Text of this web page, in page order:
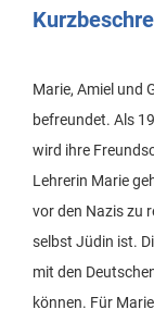
Marie, Amiel und
befreundet. Als
wird ihre
Lehrerin Marie
vor den Nazis zu
selbst Jüdin ist.
mit den
können. Für